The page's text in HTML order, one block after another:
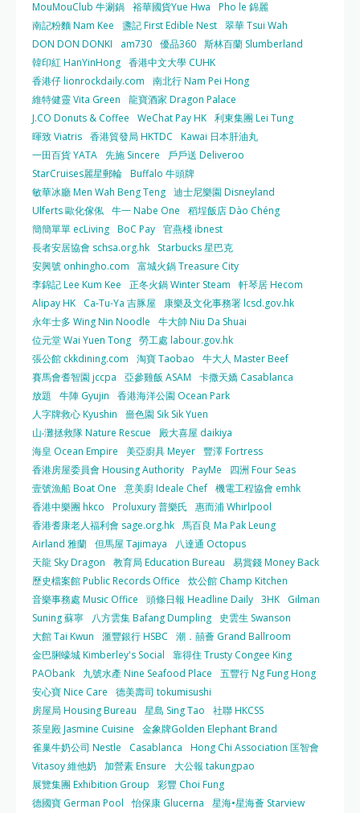
MouMouClub 牛涮鍋 裕華國貨Yue Hwa
Pho le 錦麗
南記粉麵 Nam Kee
盞記 First Edible Nest 翠華 Tsui Wah
DON DON DONKI
am730 優品360 斯林百蘭 Slumberland
韓印紅 HanYinHong 香港中文大學 CUHK
香港仔 lionrockdaily.com
南北行 Nam Pei Hong
維特健靈 Vita Green
龍寶酒家 Dragon Palace
J.CO Donuts & Coffee
WeChat Pay HK 利東集團 Lei Tung
暉致 Viatris 香港貿發局 HKTDC
Kawai 日本肝油丸
一田百貨 YATA 先施 Sincere
戶戶送 Deliveroo
StarCruises麗星郵輪 Buffalo 牛頭牌
敏華冰廳 Men Wah Beng Teng 迪士尼樂園 Disneyland
Ulferts 歐化傢俬 牛一 Nabe One
稻埕飯店 Dào Chéng
簡簡單單 ecLiving BoC Pay 官燕棧 ibnest
長者安居協會 schsa.org.hk
Starbucks 星巴克
安興號 onhingho.com
富城火鍋 Treasure City
李錦記 Lee Kum Kee
正冬火鍋 Winter Steam
軒琴居 Hecom
Alipay HK
Ca-Tu-Ya 吉豚屋
康樂及文化事務署 lcsd.gov.hk
永年士多 Wing Nin Noodle
牛大帥 Niu Da Shuai
位元堂 Wai Yuen Tong 勞工處 labour.gov.hk
張公館 ckkdining.com
淘寶 Taobao
牛大人 Master Beef
賽馬會耆智園 jccpa
亞參雞飯 ASAM
卡撒天嬌 Casablanca
放題
牛陣 Gyujin
香港海洋公園 Ocean Park
人字牌救心 Kyushin
嗇色園 Sik Sik Yuen
山‧灘拯救隊 Nature Rescue
殿大喜屋 daikiya
海皇 Ocean Empire
美亞廚具 Meyer 豐澤 Fortress
香港房屋委員會 Housing Authority PayMe
四洲 Four Seas
壹號漁船 Boat One
意美廚 Ideale Chef 機電工程協會 emhk
香港中樂團 hkco
Proluxury 普樂氏
惠而浦 Whirlpool
香港耆康老人福利會 sage.org.hk 馬百良 Ma Pak Leung
Airland 雅蘭 但馬屋 Tajimaya
八達通 Octopus
天龍 Sky Dragon
教育局 Education Bureau
易賞錢 Money Back
歷史檔案館 Public Records Office
炊公館 Champ Kitchen
音樂事務處 Music Office
頭條日報 Headline Daily 3HK
Gilman
Suning 蘇寧
八方雲集 Bafang Dumpling
史雲生 Swanson
大館 Tai Kwun
滙豐銀行 HSBC
潮．囍薈 Grand Ballroom
金巴脷蠔城 Kimberley's Social
靠得住 Trusty Congee King
PAObank
九號水產 Nine Seafood Place
五豐行 Ng Fung Hong
安心寶 Nice Care
德美壽司 tokumisushi
房屋局 Housing Bureau
星島 Sing Tao
社聯 HKCSS
茶皇殿 Jasmine Cuisine
金象牌Golden Elephant Brand
雀巢牛奶公司 Nestle
Casablanca
Hong Chi Association 匡智會
Vitasoy 維他奶
加營素 Ensure
大公報 takungpao
展覽集團 Exhibition Group
彩豐 Choi Fung
德國寶 German Pool
怡保康 Glucerna
星海•星海薈 Starview